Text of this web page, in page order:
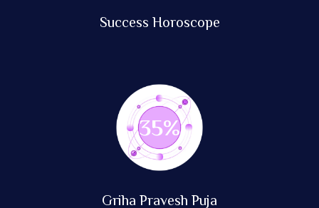
Success Horoscope
89%
Griha Pravesh Puja